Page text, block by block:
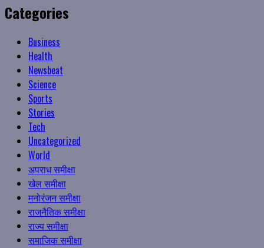
Categories
Business
Health
Newsbeat
Science
Sports
Stories
Tech
Uncategorized
World
अपराध समीक्षा
खेल समीक्षा
मनोरंजन समीक्षा
राजनैतिक समीक्षा
राज्य समीक्षा
समाजिक समीक्षा